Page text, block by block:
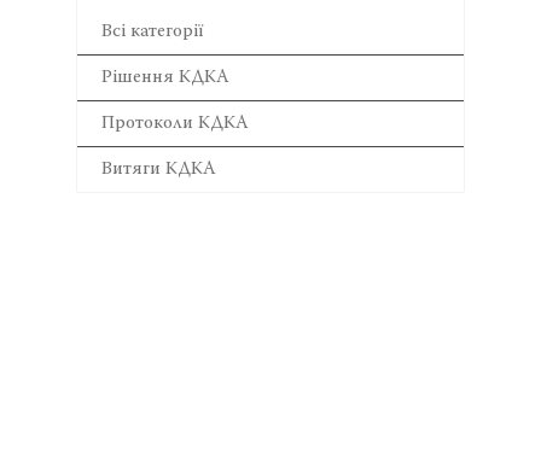
Всі категорії
Рішення КДКА
Протоколи КДКА
Витяги КДКА